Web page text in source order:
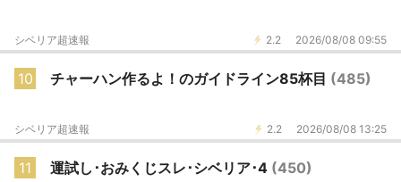
2.2 2026/08/08 09:55
シベリア超速報
10 チャーハン作るよ！のガイドライン85杯目 (485)
2.2 2026/08/08 13:25
シベリア超速報
11 運試し･おみくじスレ･シベリア･4 (450)